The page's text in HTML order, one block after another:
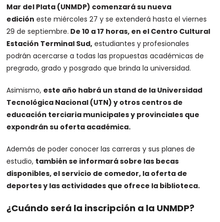
Mar del Plata (UNMDP) comenzará su nueva
edición este miércoles 27 y se extenderá hasta el viernes
29 de septiembre. De 10 a 17 horas, en el Centro Cultural
Estación Terminal Sud, estudiantes y profesionales
podrán acercarse a todas las propuestas académicas de
pregrado, grado y posgrado que brinda la universidad.
Asimismo, este año habrá un stand de la Universidad
Tecnológica Nacional (UTN) y otros centros de
educación terciaria municipales y provinciales que
expondrán su oferta académica.
Además de poder conocer las carreras y sus planes de
estudio, también se informará sobre las becas
disponibles, el servicio de comedor, la oferta de
deportes y las actividades que ofrece la biblioteca.
¿Cuándo será la inscripción a la UNMDP?